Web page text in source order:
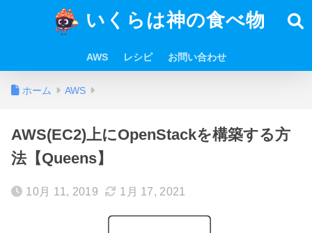
いくらは神の食べ物
AWS レシピ お問い合わせ
ホーム AWS
AWS(EC2)上にOpenStackを構築する方
法【Queens】
10月 11, 2019 1月 17, 2021